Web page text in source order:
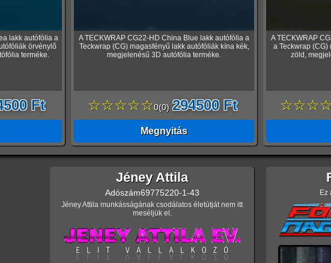
lakk autófólia a
örvénylő
terméke.
Ft
A TECKWRAP CG22-HD China Blue lakk autófólia a
Teckwrap (CG) magasfényű lakk autófóliák kína kék,
megjelenésű 3D autófólia terméke.
☆☆☆☆☆0(0) 294500 Ft
Megnyitás
A TECKWRAP
a Teckwrap
zöld,
Jéney Attila
Adószám69775220-1-43
Jéney Attila munkásságának csodálatos életútját nem itt
meséljük el.
Ez